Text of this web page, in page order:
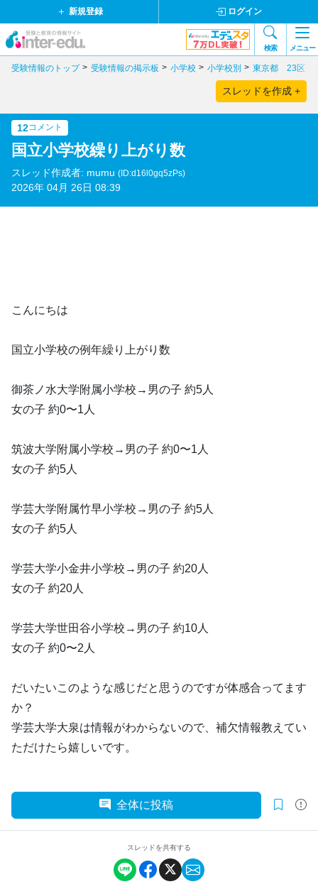
新規登録 ログイン
検索 メニュー
受験情報のトップ 受験情報の掲示板 小学校 小学校別 東京都 23区
スレッドを作成 +
12コメント
国立小学校繰り上がり数
スレッド作成者: mumu (ID:d16l0gq5zPs)
2026年 04月 26日 08:39
こんにちは
国立小学校の例年繰り上がり数
御茶ノ水大学附属小学校→男の子 約5人
女の子 約0〜1人
筑波大学附属小学校→男の子 約0〜1人
女の子 約5人
学芸大学附属竹早小学校→男の子 約5人
女の子 約5人
学芸大学小金井小学校→男の子 約20人
女の子 約20人
学芸大学世田谷小学校→男の子 約10人
女の子 約0〜2人
だいたいこのような感じだと思うのですが体感合ってます
か？
学芸大学大泉は情報がわからないので、補欠情報教えてい
ただけたら嬉しいです。
全体に投稿
スレッドを共有する